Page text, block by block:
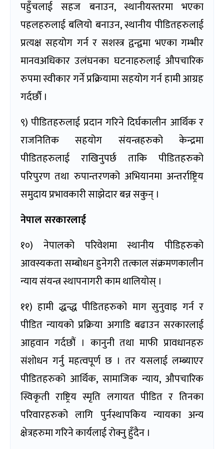
पहुँचलाई सहज बनाउन, स्थानीयस्तरमा भएका
पहलहरुलाई बलियो बनाउन, स्थानीय पीडितहरुलाई
प्रत्यक्ष सहयोग गर्न र सशस्त्र द्वन्द्वमा भएका गम्भीर
मानवअधिकार उलंघनका घटनाहरुलाई औपचारिक
रुपमा स्वीकार गर्ने प्रक्रियामा सहयोग गर्न हामी आग्रह
गर्दर्छौ ।
९) पीडितहरुलाई प्रदान गरिने दिर्घकालीन आर्थिक र
राजनितिक सहयोग संयन्त्रहरुको केन्द्रमा
पीडितहरुलाई राखिनुपर्छ ताकि पीडितहरुको
परिपुरण तथा रुपान्तरणको अभियानमा अन्तर्राष्ट्रिय
समुदाय प्रभावकारी साझेदार बन्न सकुन् ।
नेपाल सरकारलाई
१०) नेपालको परिवेशमा स्थानीय पीडिहरुको
आवस्यकता सम्बोधन हुनेगरी तत्काल संक्रमणकालीन
न्याय संयन्त्र स्थापनागरी काम थालियोस् ।
११) हामी द्धन्द्ध पीडितहरुको माग सुनुवाइ गर्न र
पीडित न्यायको प्रक्रिया अगाडि बढाउन सरकारलाई
आहृवान गर्दछौं । कानुनी तथा माफी प्रावधानहरु
संशोधन गर्नु महत्वपूर्ण छ । तर यसलाई लम्ब्याएर
पीडितहरुको आर्थिक, सामाजिक न्याय, औपचारिक
स्विकृती राष्ट्रिय स्मृति लगायत पीडित र तिनका
परिवारहरुको लागि पुर्नस्थापकिय न्यायका अन्य
क्षेत्रहरुमा गरिने कार्यलाई रोक्नु हुँदैन ।